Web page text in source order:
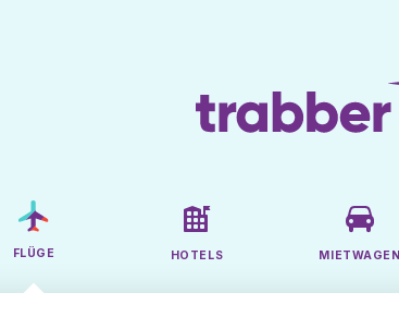
FLÜGE HOTELS MIETWAGEN